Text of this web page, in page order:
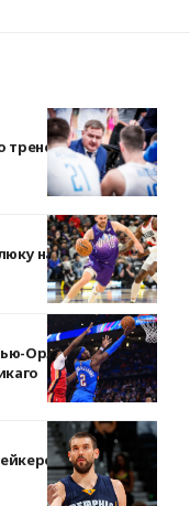
тренера
на сезон 2025/26
Орлеан, первые